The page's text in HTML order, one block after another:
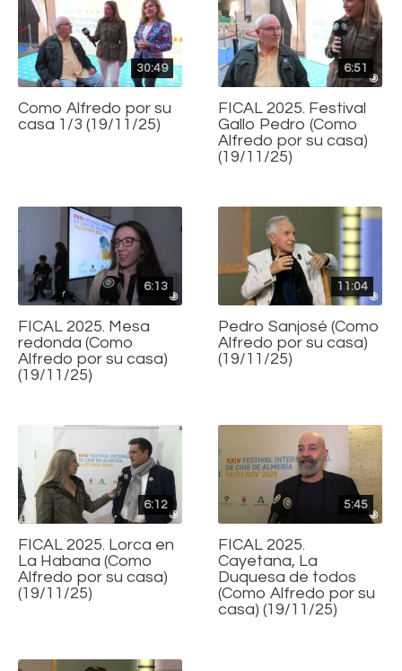
30:49
Como Alfredo por su
casa 1/3 (19/11/25)
6:51
FICAL 2025. Festival
Gallo Pedro (Como
Alfredo por su casa)
(19/11/25)
6:13
FICAL 2025. Mesa
redonda (Como
Alfredo por su casa)
(19/11/25)
11:04
Pedro Sanjosé (Como
Alfredo por su casa)
(19/11/25)
6:12
FICAL 2025. Lorca en
La Habana (Como
Alfredo por su casa)
(19/11/25)
5:45
FICAL 2025.
Cayetana, La
Duquesa de todos
(Como Alfredo por su
casa) (19/11/25)